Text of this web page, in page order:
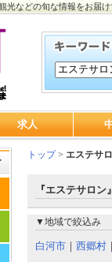
光などの旬な情報をお届
求人
トップ> エステサ
『エステサロ
▼地域で絞込み
白河市 ｜ 西郷村 ｜